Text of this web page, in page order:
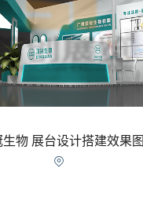
生物 展台设计搭建效果图
